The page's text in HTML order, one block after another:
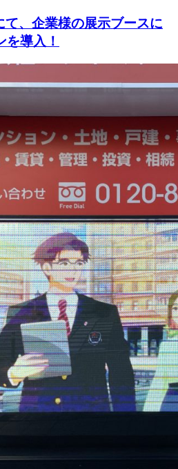
て、企業様の展示ブースに
導入！